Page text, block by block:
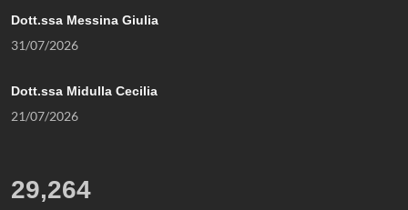
Dott.ssa Messina Giulia
31/07/2026
Dott.ssa Midulla Cecilia
21/07/2026
29,264